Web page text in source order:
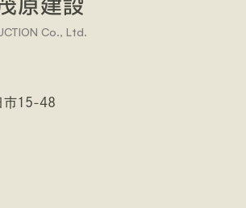
Co., Ltd.
市15-48